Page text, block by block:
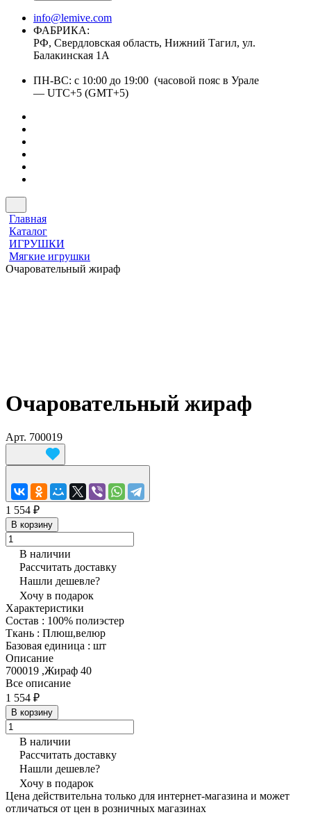
info@lemive.com
ФАБРИКА:
РФ, Свердловская область, Нижний Тагил, ул.
Балакинская 1А
ПН-ВС: с 10:00 до 19:00 (часовой пояс в Урале
— UTC+5 (GMT+5)
Главная
Каталог
ИГРУШКИ
Мягкие игрушки
Очаровательный жираф
Очаровательный жираф
Арт. 700019
1 554 ₽
В корзину
В наличии
Рассчитать доставку
Нашли дешевле?
Хочу в подарок
Характеристики
Состав : 100% полиэстер
Ткань : Плюш,велюр
Базовая единица : шт
Описание
700019 ,Жираф 40
Все описание
1 554 ₽
В корзину
В наличии
Рассчитать доставку
Нашли дешевле?
Хочу в подарок
Цена действительна только для интернет-магазина и может
отличаться от цен в розничных магазинах